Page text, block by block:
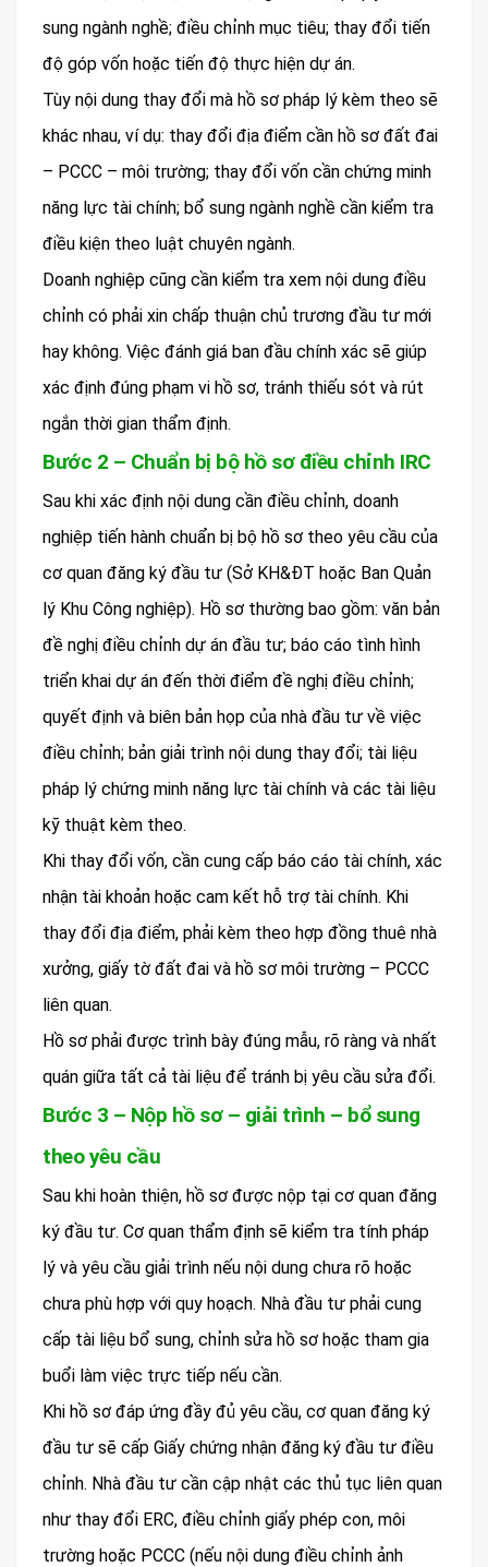
sung ngành nghề; điều chỉnh mục tiêu; thay đổi tiến
độ góp vốn hoặc tiến độ thực hiện dự án.
Tùy nội dung thay đổi mà hồ sơ pháp lý kèm theo sẽ
khác nhau, ví dụ: thay đổi địa điểm cần hồ sơ đất đai
– PCCC – môi trường; thay đổi vốn cần chứng minh
năng lực tài chính; bổ sung ngành nghề cần kiểm tra
điều kiện theo luật chuyên ngành.
Doanh nghiệp cũng cần kiểm tra xem nội dung điều
chỉnh có phải xin chấp thuận chủ trương đầu tư mới
hay không. Việc đánh giá ban đầu chính xác sẽ giúp
xác định đúng phạm vi hồ sơ, tránh thiếu sót và rút
ngắn thời gian thẩm định.
Bước 2 – Chuẩn bị bộ hồ sơ điều chỉnh IRC
Sau khi xác định nội dung cần điều chỉnh, doanh
nghiệp tiến hành chuẩn bị bộ hồ sơ theo yêu cầu của
cơ quan đăng ký đầu tư (Sở KH&ĐT hoặc Ban Quản
lý Khu Công nghiệp). Hồ sơ thường bao gồm: văn bản
đề nghị điều chỉnh dự án đầu tư; báo cáo tình hình
triển khai dự án đến thời điểm đề nghị điều chỉnh;
quyết định và biên bản họp của nhà đầu tư về việc
điều chỉnh; bản giải trình nội dung thay đổi; tài liệu
pháp lý chứng minh năng lực tài chính và các tài liệu
kỹ thuật kèm theo.
Khi thay đổi vốn, cần cung cấp báo cáo tài chính, xác
nhận tài khoản hoặc cam kết hỗ trợ tài chính. Khi
thay đổi địa điểm, phải kèm theo hợp đồng thuê nhà
xưởng, giấy tờ đất đai và hồ sơ môi trường – PCCC
liên quan.
Hồ sơ phải được trình bày đúng mẫu, rõ ràng và nhất
quán giữa tất cả tài liệu để tránh bị yêu cầu sửa đổi.
Bước 3 – Nộp hồ sơ – giải trình – bổ sung
theo yêu cầu
Sau khi hoàn thiện, hồ sơ được nộp tại cơ quan đăng
ký đầu tư. Cơ quan thẩm định sẽ kiểm tra tính pháp
lý và yêu cầu giải trình nếu nội dung chưa rõ hoặc
chưa phù hợp với quy hoạch. Nhà đầu tư phải cung
cấp tài liệu bổ sung, chỉnh sửa hồ sơ hoặc tham gia
buổi làm việc trực tiếp nếu cần.
Khi hồ sơ đáp ứng đầy đủ yêu cầu, cơ quan đăng ký
đầu tư sẽ cấp Giấy chứng nhận đăng ký đầu tư điều
chỉnh. Nhà đầu tư cần cập nhật các thủ tục liên quan
như thay đổi ERC, điều chỉnh giấy phép con, môi
trường hoặc PCCC (nếu nội dung điều chỉnh ảnh